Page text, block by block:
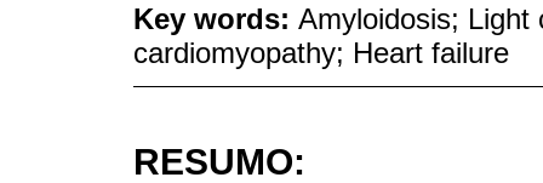
Key words: Amyloidosis; Light
cardiomyopathy; Heart failure
RESUMO: